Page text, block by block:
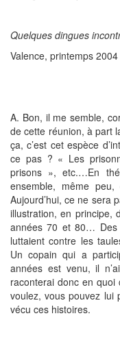
Quelques dingues
Valence, printemps 2004
A. Bon, il me semble,
de cette réunion, à part
ça, c’est cet espèce
ce pas ? « Les
prisons », etc.…En
ensemble, même
Aujourd’hui, ce ne sera
illustration, en principe,
années 70 et 80… Des
luttaient contre les
Un copain qui a
années est venu, il
raconterai donc en quoi
voulez, vous pouvez lui
vécu ces histoires.